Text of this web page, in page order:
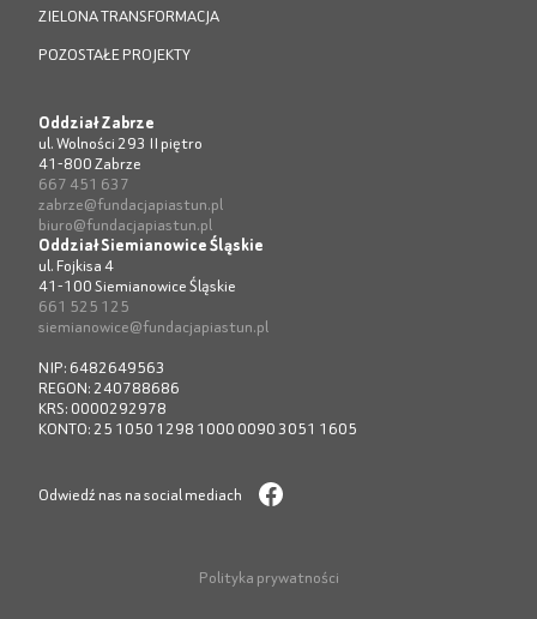
ZIELONA TRANSFORMACJA
POZOSTAŁE PROJEKTY
Oddział Zabrze
ul. Wolności 293 II piętro
41-800 Zabrze
667 451 637
zabrze@fundacjapiastun.pl
biuro@fundacjapiastun.pl
Oddział Siemianowice Śląskie
ul. Fojkisa 4
41-100 Siemianowice Śląskie
661 525 125
siemianowice@fundacjapiastun.pl
NIP: 6482649563
REGON: 240788686
KRS: 0000292978
KONTO: 25 1050 1298 1000 0090 3051 1605
Odwiedź nas na social mediach
Polityka prywatności